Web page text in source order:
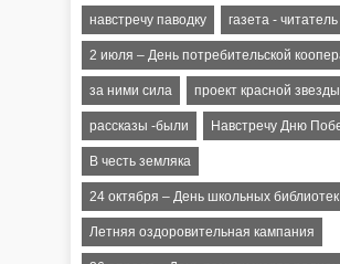
навстречу паводку газета - читатель
2 июля – День потребительской
за ними сила проект красной звезды
рассказы -были Навстречу Дню
В честь земляка
24 октября – День школьных библиотек
Летняя оздоровительная кампания